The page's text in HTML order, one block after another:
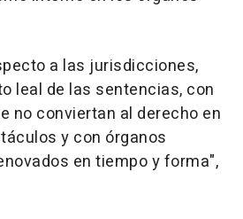
a las jurisdicciones,
leal de las sentencias, con
no conviertan al derecho en
y con órganos
en tiempo y forma",